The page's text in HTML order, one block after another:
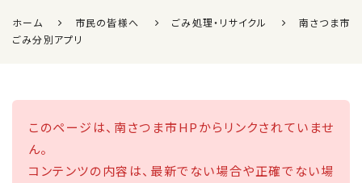
ホーム 市民の皆様へ ごみ処理・リサイクル
南さつま市
ごみ分別アプリ
このページは、南さつま市HPからリンクされていませ
ん。
コンテンツの内容は、最新でない場合や正確でない場